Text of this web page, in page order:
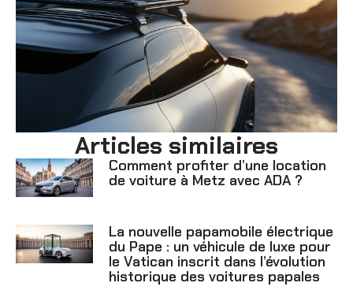
Articles similaires
Comment profiter d’une location
de voiture à Metz avec ADA ?
La nouvelle papamobile électrique
du Pape : un véhicule de luxe pour
le Vatican inscrit dans l’évolution
historique des voitures papales